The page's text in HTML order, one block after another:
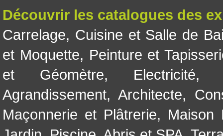
Découvrir les catalogues des
Carrelage, Cuisine et Salle de
et Moquette, Peinture et
et Géomètre, Electricité
Agrandissement, Architecte,
Maçonnerie et Plâtrerie, Maison